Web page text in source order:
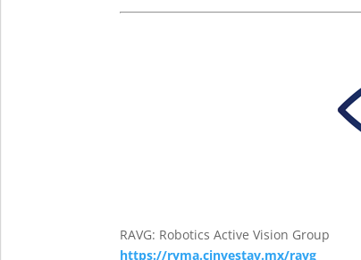
RAVG: Robotics Active Vision Group
https://ryma.cinvestav.mx/ravg